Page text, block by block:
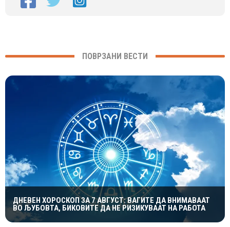
ПОВРЗАНИ ВЕСТИ
ДНЕВЕН ХОРОСКОП ЗА 7 АВГУСТ: ВАГИТЕ ДА ВНИМАВААТ
ВО ЉУБОВТА, БИКОВИТЕ ДА НЕ РИЗИКУВААТ НА РАБОТА